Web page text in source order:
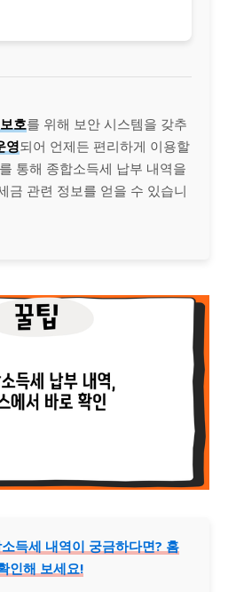
호를 위해 보안 시스템을 갖추
영되어 언제든 편리하게 이용할
통해 종합소득세 납부 내역을
금 관련 정보를 얻을 수 있습니
득세 내역이 궁금하다면? 홈
인해 보세요!